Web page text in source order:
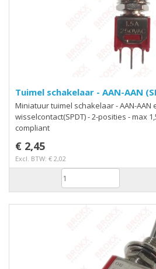
Tuimel schakelaar - AAN-AAN
Miniatuur tuimel schakelaar - AAN-AAN
wisselcontact(SPDT) - 2-posities - max
compliant
€ 2,45
Excl. BTW: € 2,02